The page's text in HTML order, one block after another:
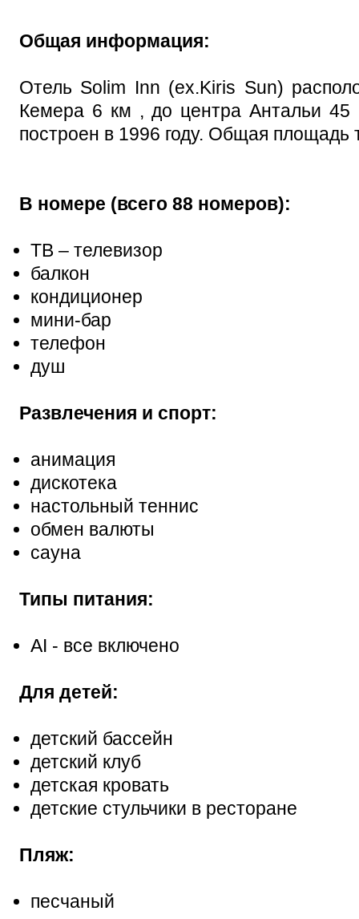
Общая информация:
Отель Solim Inn (ex.Kiris Sun)
Кемера 6 км , до центра Антальи
построен в 1996 году. Общая площадь
В номере (всего 88 номеров):
ТВ – телевизор
балкон
кондиционер
мини-бар
телефон
душ
Развлечения и спорт:
анимация
дискотека
настольный теннис
обмен валюты
сауна
Типы питания:
AI - все включено
Для детей:
детский бассейн
детский клуб
детская кровать
детские стульчики в ресторане
Пляж:
песчаный